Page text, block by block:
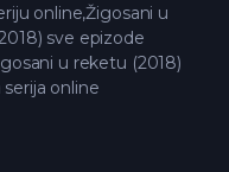
online,Žigosani u
sve epizode
u reketu (2018)
online